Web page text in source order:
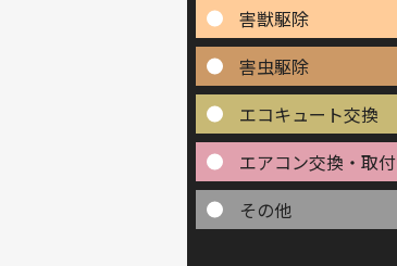
害獣駆除
害虫駆除
エコキュート交換
エアコン交換・取付
その他